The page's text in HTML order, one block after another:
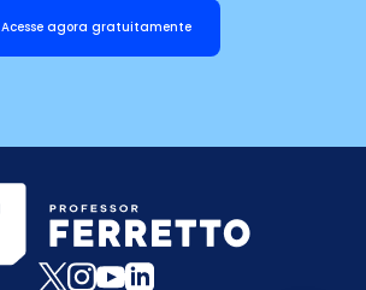
Acesse agora gratuitamente